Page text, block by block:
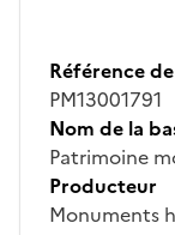
Référence
PM13001791
Nom de la
Patrimoine
Producteur
Monuments